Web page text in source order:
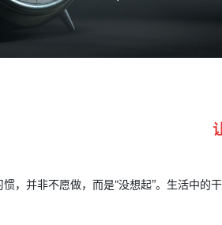
，并非不愿做，而是“没想起”。生活中的